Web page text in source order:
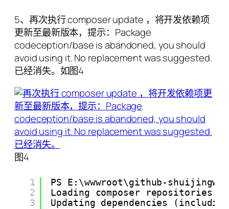
5、再次执行 composer update ，将开发依赖项
更新至最新版本，提示：Package
codeception/base is abandoned, you should
avoid using it. No replacement was suggested.
已经消失。如图4
图4
1
2
3
PS E:\wwwroot\github-
Loading composer repositories
Updating dependencies